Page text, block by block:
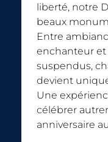
liberté, notre
beaux
Entre
enchanteur et
suspendus,
devient
Une
célébrer
anniversaire